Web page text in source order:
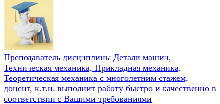
Преподаватель дисциплины Детали машин,
Техническая механика, Прикладная механика,
Теоретическая механика с многолетним стажем,
доцент, к.т.н. выполнит работу быстро и качественно в
соответствии с Вашими требованиями